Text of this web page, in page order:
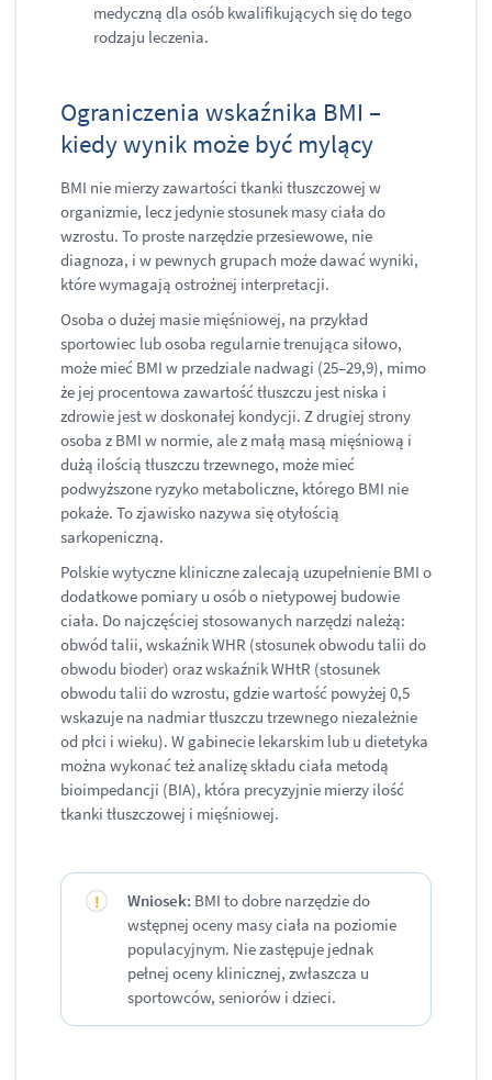
medyczną dla osób kwalifikujących się do tego
rodzaju leczenia.
Ograniczenia wskaźnika BMI –
kiedy wynik może być mylący
BMI nie mierzy zawartości tkanki tłuszczowej w
organizmie, lecz jedynie stosunek masy ciała do
wzrostu. To proste narzędzie przesiewowe, nie
diagnoza, i w pewnych grupach może dawać wyniki,
które wymagają ostrożnej interpretacji.
Osoba o dużej masie mięśniowej, na przykład
sportowiec lub osoba regularnie trenująca siłowo,
może mieć BMI w przedziale nadwagi (25–29,9), mimo
że jej procentowa zawartość tłuszczu jest niska i
zdrowie jest w doskonałej kondycji. Z drugiej strony
osoba z BMI w normie, ale z małą masą mięśniową i
dużą ilością tłuszczu trzewnego, może mieć
podwyższone ryzyko metaboliczne, którego BMI nie
pokaże. To zjawisko nazywa się otyłością
sarkopeniczną.
Polskie wytyczne kliniczne zalecają uzupełnienie BMI o
dodatkowe pomiary u osób o nietypowej budowie
ciała. Do najczęściej stosowanych narzędzi należą:
obwód talii, wskaźnik WHR (stosunek obwodu talii do
obwodu bioder) oraz wskaźnik WHtR (stosunek
obwodu talii do wzrostu, gdzie wartość powyżej 0,5
wskazuje na nadmiar tłuszczu trzewnego niezależnie
od płci i wieku). W gabinecie lekarskim lub u dietetyka
można wykonać też analizę składu ciała metodą
bioimpedancji (BIA), która precyzyjnie mierzy ilość
tkanki tłuszczowej i mięśniowej.
Wniosek: BMI to dobre narzędzie do
wstępnej oceny masy ciała na poziomie
populacyjnym. Nie zastępuje jednak
pełnej oceny klinicznej, zwłaszcza u
sportowców, seniorów i dzieci.